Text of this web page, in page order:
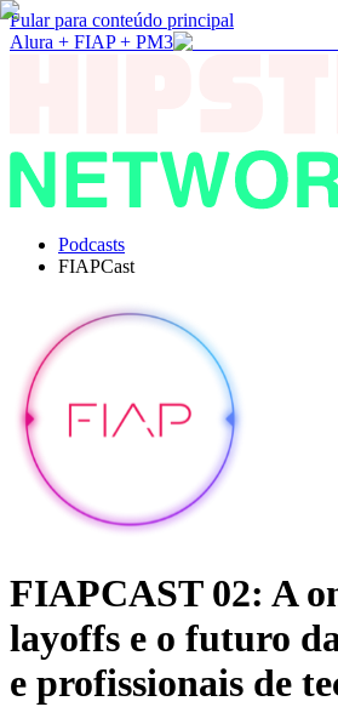
Pular para conteúdo principal
Alura + FIAP + PM3
Podcasts
FIAPCast
FIAPCAST 02: A
layoffs e o futuro
e profissionais de